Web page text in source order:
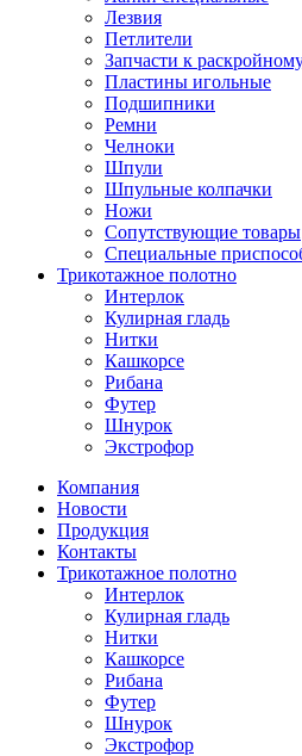
Лезвия
Петлители
Запчасти к
Пластины игольные
Подшипники
Ремни
Челноки
Шпули
Шпульные колпачки
Ножи
Сопутствующие товары
Специальные
Трикотажное полотно
Интерлок
Кулирная гладь
Нитки
Кашкорсе
Рибана
Футер
Шнурок
Экстрофор
Компания
Новости
Продукция
Контакты
Трикотажное полотно
Интерлок
Кулирная гладь
Нитки
Кашкорсе
Рибана
Футер
Шнурок
Экстрофор